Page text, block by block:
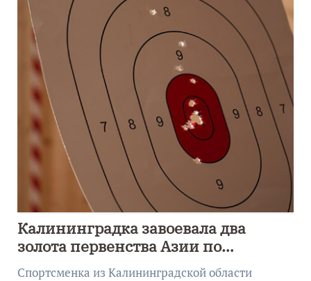
Калининградка завоевала два
золота первенства Азии по
метанию ножа
Спортсменка из Калининградской области